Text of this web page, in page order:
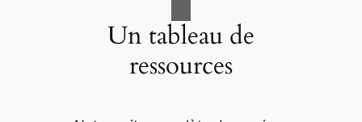
Un tableau de
ressources